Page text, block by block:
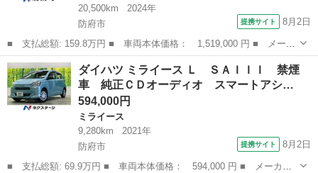
20,500km
2024年
防府市
提携サイト 8月2日
■ 支払総額: 159.8万円 ■ 車両本体価格： 1,519,000 円 ■ メーカ
ー名： ダイハツ ■ 車種名： ムーヴキャンバス ■ グレード
名： ストライプスＧ 禁煙車 両側電動ドア バックカメラ 衝突
被害軽減シス...
山口 防府市 ダイハツ
ダイハツ ミライース Ｌ ＳＡＩＩＩ 禁煙
車 純正ＣＤオーディオ スマートアシ…
594,000円
ミライース
9,280km
2021年
防府市
提携サイト 8月2日
■ 支払総額: 69.9万円 ■ 車両本体価格： 594,000 円 ■ メーカー